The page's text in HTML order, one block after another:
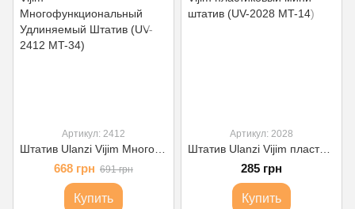
Артикул: 2412
668 грн 691 грн
Купить
Артикул: 2028
Штатив Ulanzi Vijim пластиковый мини штатив (UV-2028 MT-14)
285 грн
Купить